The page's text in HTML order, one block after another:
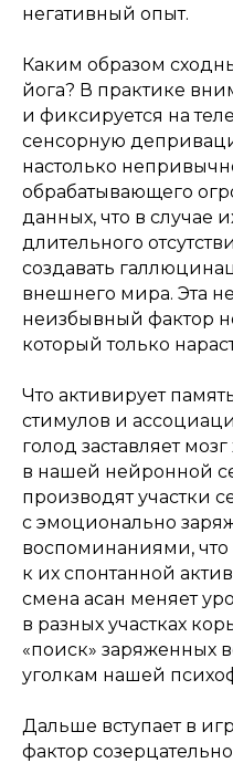
негативный опыт.
Каким образом
йога? В практике
и фиксируется на
сенсорную
настолько
обрабатывающего
данных, что в случае
длительного
создавать
внешнего мира. Эта
неизбывный фактор
который только
Что активирует
стимулов и
голод заставляет
в нашей нейронной
производят участки
с эмоционально
воспоминаниями,
к их спонтанной
смена асан меняет
в разных участках
«поиск» заряженных
уголкам нашей
Дальше вступает в
фактор